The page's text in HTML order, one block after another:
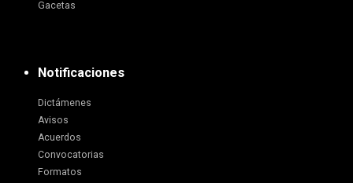
Gacetas
Notificaciones
Dictámenes
Avisos
Acuerdos
Convocatorias
Formatos